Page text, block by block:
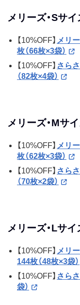
メリーズ・Sサイ
【10%OFF】 メリ
枚（66枚×3袋）
【10%OFF】 さら
（82枚×4袋）
メリーズ・Mサ
【10%OFF】 メリ
枚（62枚×3袋）
【10%OFF】 さら
（70枚×2袋）
メリーズ・Lサイ
【10%OFF】 メリ
144枚（48枚×3袋）
【10%OFF】 さら
袋）